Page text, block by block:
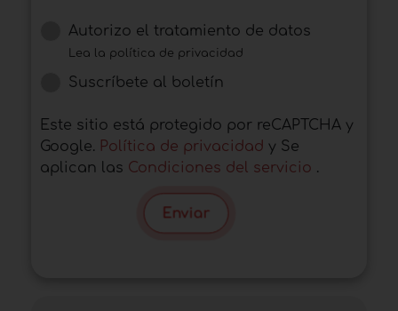
Autorizo ​​el tratamiento de datos
Lea la política de privacidad
Suscríbete al boletín
Este sitio está protegido por reCAPTCHA y
Google. Política de privacidad y Se
aplican las Condiciones del servicio .
Enviar